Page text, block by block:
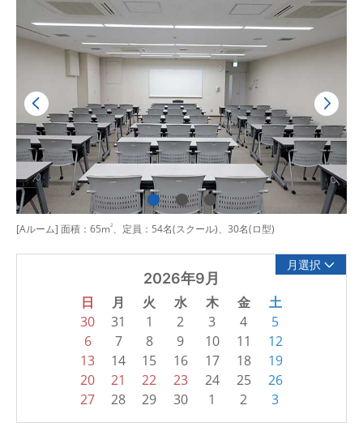
[Aルーム] 面積：65m2、定員：54名(スクール)、30名(ロ型)
月選択
2026年9月
日 月 火 水 木 金 土
30 31 1 2 3 4
5
6
7 8 9 10 11
12
13
14 15 16 17 18
19
20
21 22 23 24 25
26
27
28 29 30 1 2 3